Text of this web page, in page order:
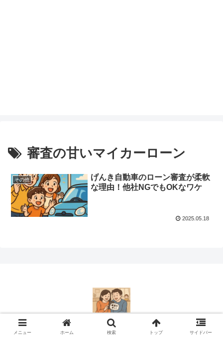
審査の甘いマイカーローン
その他
げんき自動車のローン審査が柔軟
な理由！他社NGでもOKなワケ
2025.05.18
© 2017 審査の甘い消費者金融〜生活費が苦しい人向け！.
メニュー ホーム 検索 トップ サイドバー